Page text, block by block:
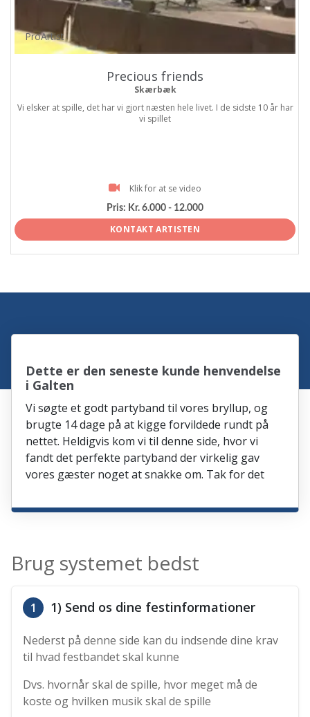
ProArtist
Precious friends
Skærbæk
Vi elsker at spille, det har vi gjort næsten hele livet. I de sidste 10 år har
vi spillet
Klik for at se video
Pris: Kr. 6.000 - 12.000
KONTAKT ARTISTEN
Dette er den seneste kunde henvendelse
i Galten
Vi søgte et godt partyband til vores bryllup, og
brugte 14 dage på at kigge forvildede rundt på
nettet. Heldigvis kom vi til denne side, hvor vi
fandt det perfekte partyband der virkelig gav
vores gæster noget at snakke om. Tak for det
Brug systemet bedst
1 1) Send os dine festinformationer
Nederst på denne side kan du indsende dine krav
til hvad festbandet skal kunne
Dvs. hvornår skal de spille, hvor meget må de
koste og hvilken musik skal de spille